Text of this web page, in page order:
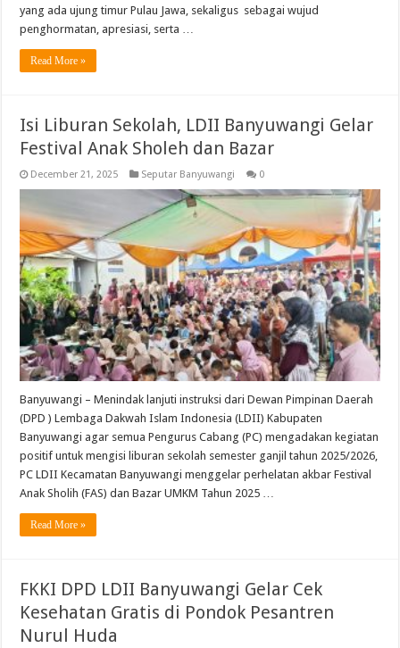
yang ada ujung timur Pulau Jawa, sekaligus sebagai wujud
penghormatan, apresiasi, serta …
Read More »
Isi Liburan Sekolah, LDII Banyuwangi Gelar
Festival Anak Sholeh dan Bazar
December 21, 2025 Seputar Banyuwangi 0
Banyuwangi – Menindak lanjuti instruksi dari Dewan Pimpinan Daerah
(DPD ) Lembaga Dakwah Islam Indonesia (LDII) Kabupaten
Banyuwangi agar semua Pengurus Cabang (PC) mengadakan kegiatan
positif untuk mengisi liburan sekolah semester ganjil tahun 2025/2026,
PC LDII Kecamatan Banyuwangi menggelar perhelatan akbar Festival
Anak Sholih (FAS) dan Bazar UMKM Tahun 2025 …
Read More »
FKKI DPD LDII Banyuwangi Gelar Cek
Kesehatan Gratis di Pondok Pesantren
Nurul Huda